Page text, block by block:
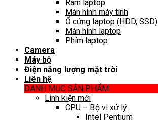
Ram laptop
Màn hình máy tính
Ổ cứng laptop (HDD, SSD)
Màn hình laptop
Phím laptop
Camera
Máy bộ
Điện năng lượng mặt trời
Liên hệ
DANH MỤC SẢN PHẨM
Linh kiện mới
CPU – Bộ vi xử lý
Intel Pentium